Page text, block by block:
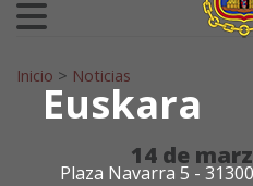
Euskara
Plaza Navarra 5 -
Search for:
Inicio > Noticias
14 de